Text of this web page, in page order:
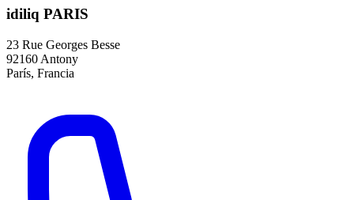
idiliq PARIS
23 Rue Georges Besse
92160 Antony
París, Francia